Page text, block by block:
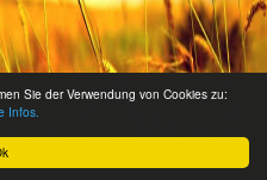
Sie der Verwendung von Cookies zu:
Infos.